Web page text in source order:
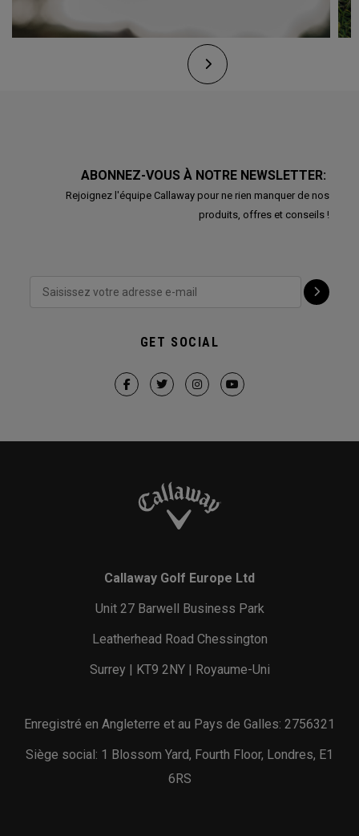
ABONNEZ-VOUS À NOTRE NEWSLETTER:
Rejoignez l'équipe Callaway pour ne rien manquer de nos
produits, offres et conseils !
GET SOCIAL
Callaway Golf Europe Ltd
Unit 27 Barwell Business Park
Leatherhead Road Chessington
Surrey | KT9 2NY | Royaume-Uni
Enregistré en Angleterre et au Pays de Galles: 2756321
Siège social: 1 Blossom Yard, Fourth Floor, Londres, E1
6RS